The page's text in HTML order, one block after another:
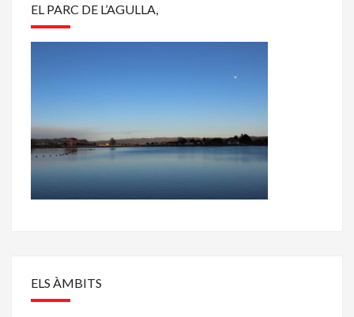
EL PARC DE L’AGULLA,
ELS ÀMBITS